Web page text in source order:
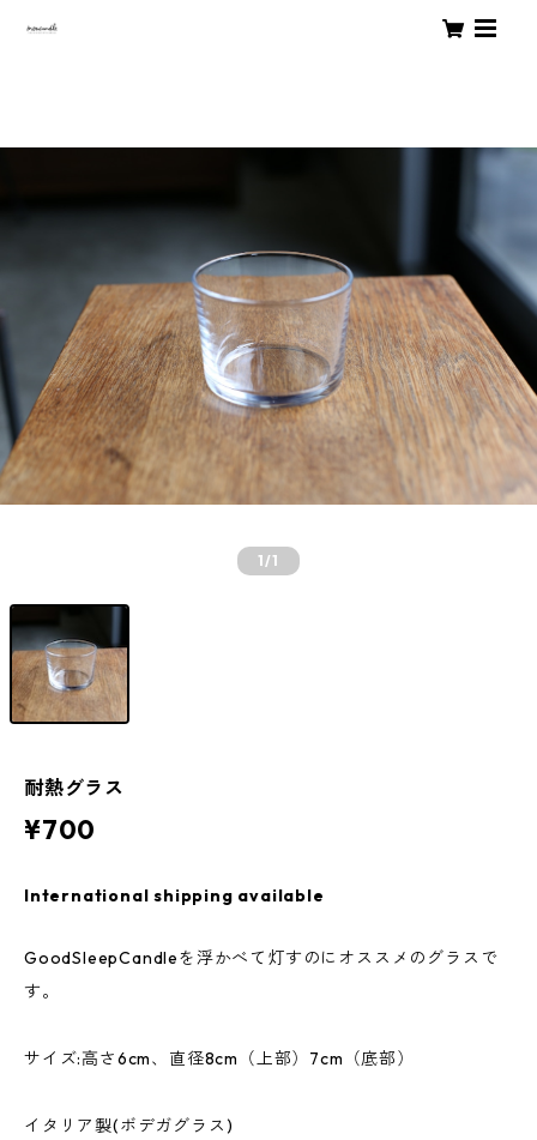
1/1
耐熱グラス
¥700
International shipping available
GoodSleepCandleを浮かべて灯すのにオススメのグラスで
す。
サイズ:高さ6cm、直径8cm（上部）7cm（底部）
イタリア製(ボデガグラス)